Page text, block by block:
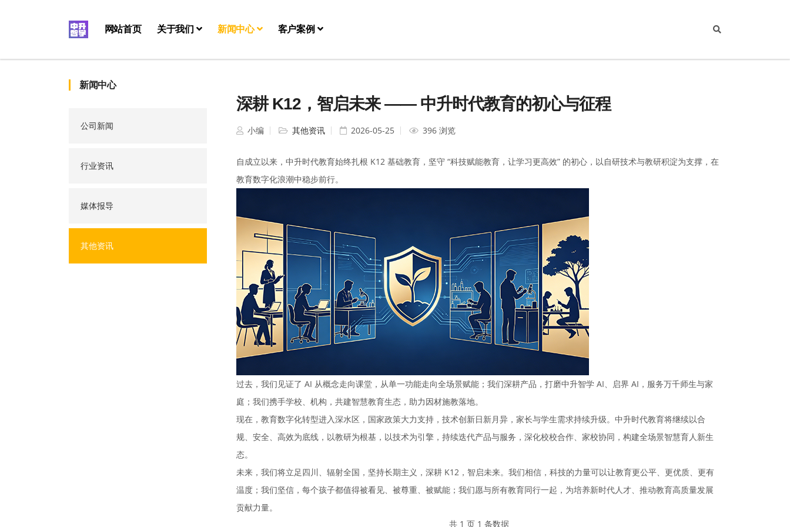
网站首页 关于我们 新闻中心 客户案例
新闻中心
公司新闻
行业资讯
媒体报导
其他资讯
深耕 K12，智启未来 —— 中升时代教育的初心与征程
小编 其他资讯 2026-05-25 396 浏览
自成立以来，中升时代教育始终扎根 K12 基础教育，坚守 “科技赋能教育，让学习更高效” 的初心，以自研技术与教研积淀为支撑，在
教育数字化浪潮中稳步前行。
过去，我们见证了 AI 从概念走向课堂，从单一功能走向全场景赋能；我们深耕产品，打磨中升智学 AI、启界 AI，服务万千师生与家
庭；我们携手学校、机构，共建智慧教育生态，助力因材施教落地。
现在，教育数字化转型进入深水区，国家政策大力支持，技术创新日新月异，家长与学生需求持续升级。中升时代教育将继续以合
规、安全、高效为底线，以教研为根基，以技术为引擎，持续迭代产品与服务，深化校校合作、家校协同，构建全场景智慧育人新生
态。
未来，我们将立足四川、辐射全国，坚持长期主义，深耕 K12，智启未来。我们相信，科技的力量可以让教育更公平、更优质、更有
温度；我们坚信，每个孩子都值得被看见、被尊重、被赋能；我们愿与所有教育同行一起，为培养新时代人才、推动教育高质量发展
贡献力量。
共 1 页 1 条数据